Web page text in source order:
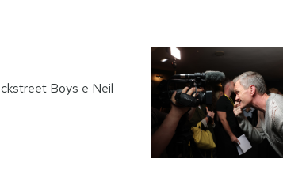
Boys e Neil